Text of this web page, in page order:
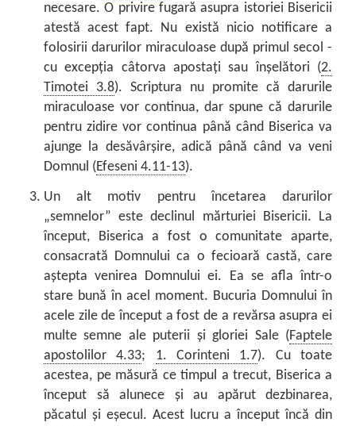
necesare. O privire fugară asupra istoriei Bisericii
atestă acest fapt. Nu există nicio notificare a
folosirii darurilor miraculoase după primul secol -
cu excepția câtorva apostați sau înșelători (2.
Timotei 3.8). Scriptura nu promite că darurile
miraculoase vor continua, dar spune că darurile
pentru zidire vor continua până când Biserica va
ajunge la desăvârșire, adică până când va veni
Domnul (Efeseni 4.11-13).
Un alt motiv pentru încetarea darurilor
„semnelor” este declinul mărturiei Bisericii. La
început, Biserica a fost o comunitate aparte,
consacrată Domnului ca o fecioară castă, care
aștepta venirea Domnului ei. Ea se afla într-o
stare bună în acel moment. Bucuria Domnului în
acele zile de început a fost de a revărsa asupra ei
multe semne ale puterii și gloriei Sale (Faptele
apostolilor 4.33; 1. Corinteni 1.7). Cu toate
acestea, pe măsură ce timpul a trecut, Biserica a
început să alunece și au apărut dezbinarea,
păcatul și eșecul. Acest lucru a început încă din